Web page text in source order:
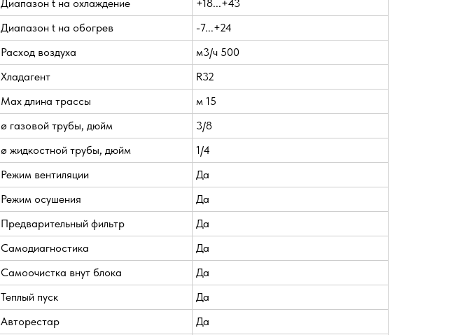
Диапазон t на охлаждение
+18...+43
Диапазон t на обогрев
-7...+24
Расход воздуха
м3/ч 500
Хладагент
R32
Max длина трассы
м 15
ø газовой трубы, дюйм
3/8
ø жидкостной трубы, дюйм
1/4
Режим вентиляции
Да
Режим осушения
Да
Предварительный фильтр
Да
Самодиагностика
Да
Самоочистка внут блока
Да
Теплый пуск
Да
Авторестар
Да